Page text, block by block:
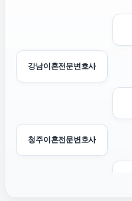
강남이혼전문변호사
청주이혼전문변호사